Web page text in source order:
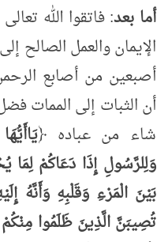
أما بعد: فاتقوا الله
الإيمان والعمل الصالح
أصبعين من أصابع
أن الثبات إلى الممات
شاء من عباده ﴿
وَلِلرَّسُولِ إِذَا دَعَاكُمْ لِمَا
بَيْنَ الْمَرْءِ وَقَلْبِهِ وَأَنَّهُ
تُصِيبَنَّ الَّذِينَ ظَلَمُوا